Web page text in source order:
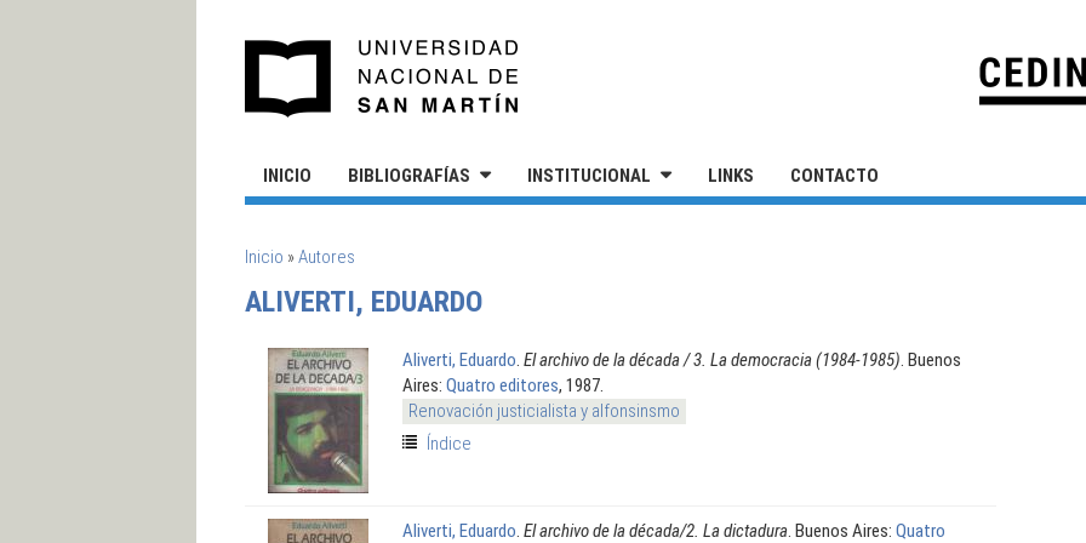
INICIO BIBLIOGRAFÍAS INSTITUCIONAL LINKS CONTACTO
SE ENCUENTRA USTED AQUÍ
Inicio »Autores
ALIVERTI, EDUARDO
Aliverti, Eduardo El archivo de la década / 3. La democracia (1984-1985) . Buenos
Aires: Quatro editores, 1987.
Renovación justicialista y alfonsinsmo
Índice
Aliverti, Eduardo El archivo de la década/2. La dictadura . Buenos Aires: Quatro